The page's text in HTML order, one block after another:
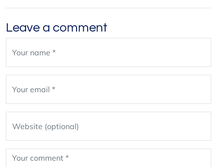
Leave a comment
blank